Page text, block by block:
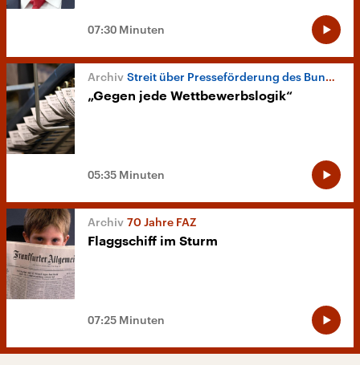
07:30 Minuten
Streit über Presseförderung des Bundes
„Gegen jede Wettbewerbslogik“
05:35 Minuten
70 Jahre FAZ
Flaggschiff im Sturm
07:25 Minuten